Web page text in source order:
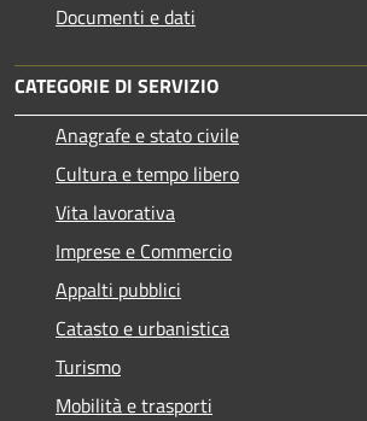
Documenti e dati
CATEGORIE DI SERVIZIO
Anagrafe e stato civile
Cultura e tempo libero
Vita lavorativa
Imprese e Commercio
Appalti pubblici
Catasto e urbanistica
Turismo
Mobilità e trasporti